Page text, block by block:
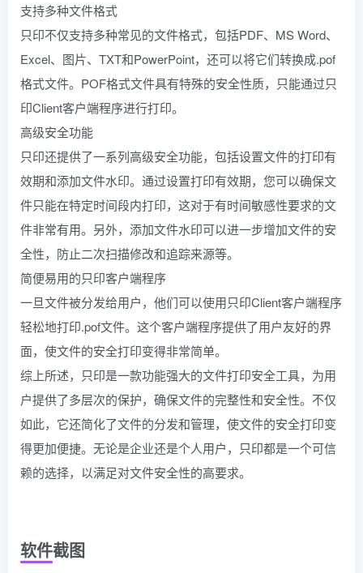
支持多种文件格式
只印不仅支持多种常见的文件格式，包括PDF、MS Word、
Excel、图片、TXT和PowerPoint，还可以将它们转换成.pof
格式文件。POF格式文件具有特殊的安全性质，只能通过只
印Client客户端程序进行打印。
高级安全功能
只印还提供了一系列高级安全功能，包括设置文件的打印有
效期和添加文件水印。通过设置打印有效期，您可以确保文
件只能在特定时间段内打印，这对于有时间敏感性要求的文
件非常有用。另外，添加文件水印可以进一步增加文件的安
全性，防止二次扫描修改和追踪来源等。
简便易用的只印客户端程序
一旦文件被分发给用户，他们可以使用只印Client客户端程序
轻松地打印.pof文件。这个客户端程序提供了用户友好的界
面，使文件的安全打印变得非常简单。
综上所述，只印是一款功能强大的文件打印安全工具，为用
户提供了多层次的保护，确保文件的完整性和安全性。不仅
如此，它还简化了文件的分发和管理，使文件的安全打印变
得更加便捷。无论是企业还是个人用户，只印都是一个可信
赖的选择，以满足对文件安全性的高要求。
软件截图